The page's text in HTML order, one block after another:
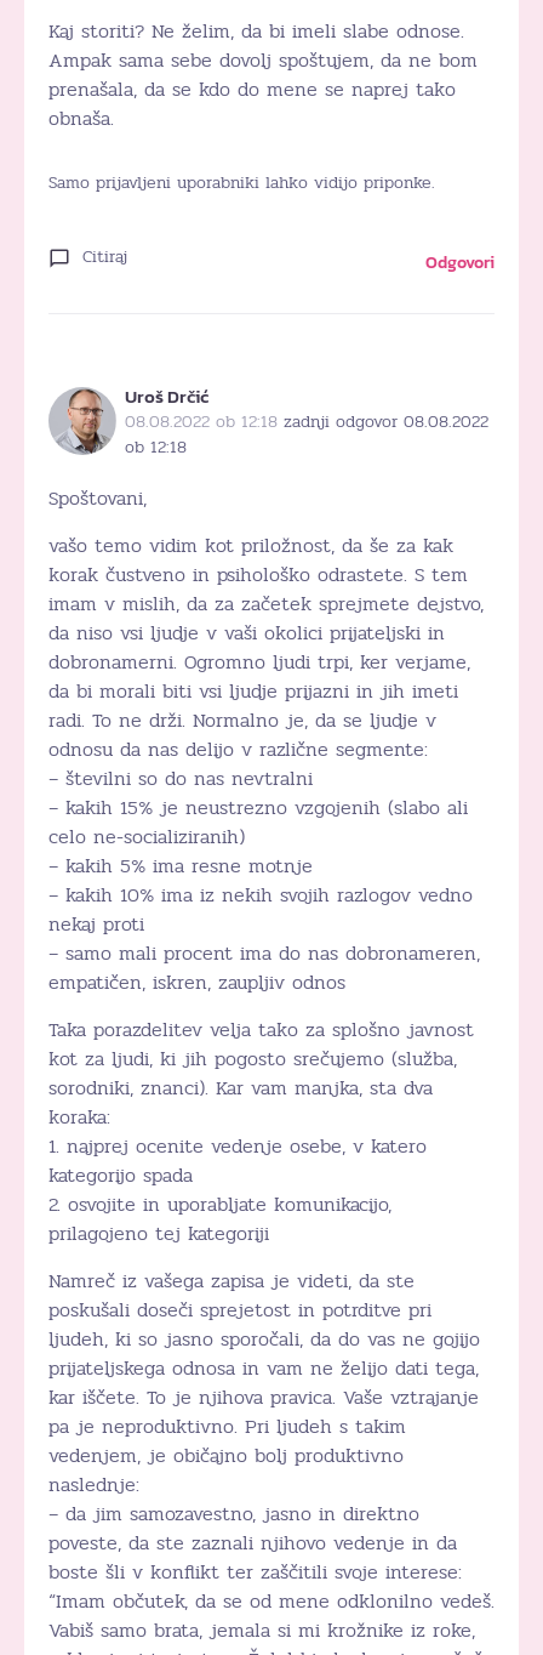
Kaj storiti? Ne želim, da bi imeli slabe odnose.
Ampak sama sebe dovolj spoštujem, da ne bom
prenašala, da se kdo do mene se naprej tako
obnaša.
Samo prijavljeni uporabniki lahko vidijo priponke.
Citiraj Odgovori
Uroš Drčić
08.08.2022 ob 12:18 zadnji odgovor 08.08.2022
ob 12:18
Spoštovani,
vašo temo vidim kot priložnost, da še za kak
korak čustveno in psihološko odrastete. S tem
imam v mislih, da za začetek sprejmete dejstvo,
da niso vsi ljudje v vaši okolici prijateljski in
dobronamerni. Ogromno ljudi trpi, ker verjame,
da bi morali biti vsi ljudje prijazni in jih imeti
radi. To ne drži. Normalno je, da se ljudje v
odnosu da nas delijo v različne segmente:
– številni so do nas nevtralni
– kakih 15% je neustrezno vzgojenih (slabo ali
celo ne-socializiranih)
– kakih 5% ima resne motnje
– kakih 10% ima iz nekih svojih razlogov vedno
nekaj proti
– samo mali procent ima do nas dobronameren,
empatičen, iskren, zaupljiv odnos
Taka porazdelitev velja tako za splošno javnost
kot za ljudi, ki jih pogosto srečujemo (služba,
sorodniki, znanci). Kar vam manjka, sta dva
koraka:
1. najprej ocenite vedenje osebe, v katero
kategorijo spada
2. osvojite in uporabljate komunikacijo,
prilagojeno tej kategoriji
Namreč iz vašega zapisa je videti, da ste
poskušali doseči sprejetost in potrditve pri
ljudeh, ki so jasno sporočali, da do vas ne gojijo
prijateljskega odnosa in vam ne želijo dati tega,
kar iščete. To je njihova pravica. Vaše vztrajanje
pa je neproduktivno. Pri ljudeh s takim
vedenjem, je običajno bolj produktivno
naslednje:
– da jim samozavestno, jasno in direktno
poveste, da ste zaznali njihovo vedenje in da
boste šli v konflikt ter zaščitili svoje interese:
“Imam občutek, da se od mene odklonilno vedeš.
Vabiš samo brata, jemala si mi krožnike iz roke,